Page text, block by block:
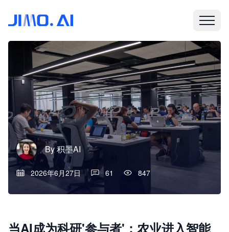
By积墨AI
2026年6月27日 61 847
当AI成为科研'参与者'：农业进入智能